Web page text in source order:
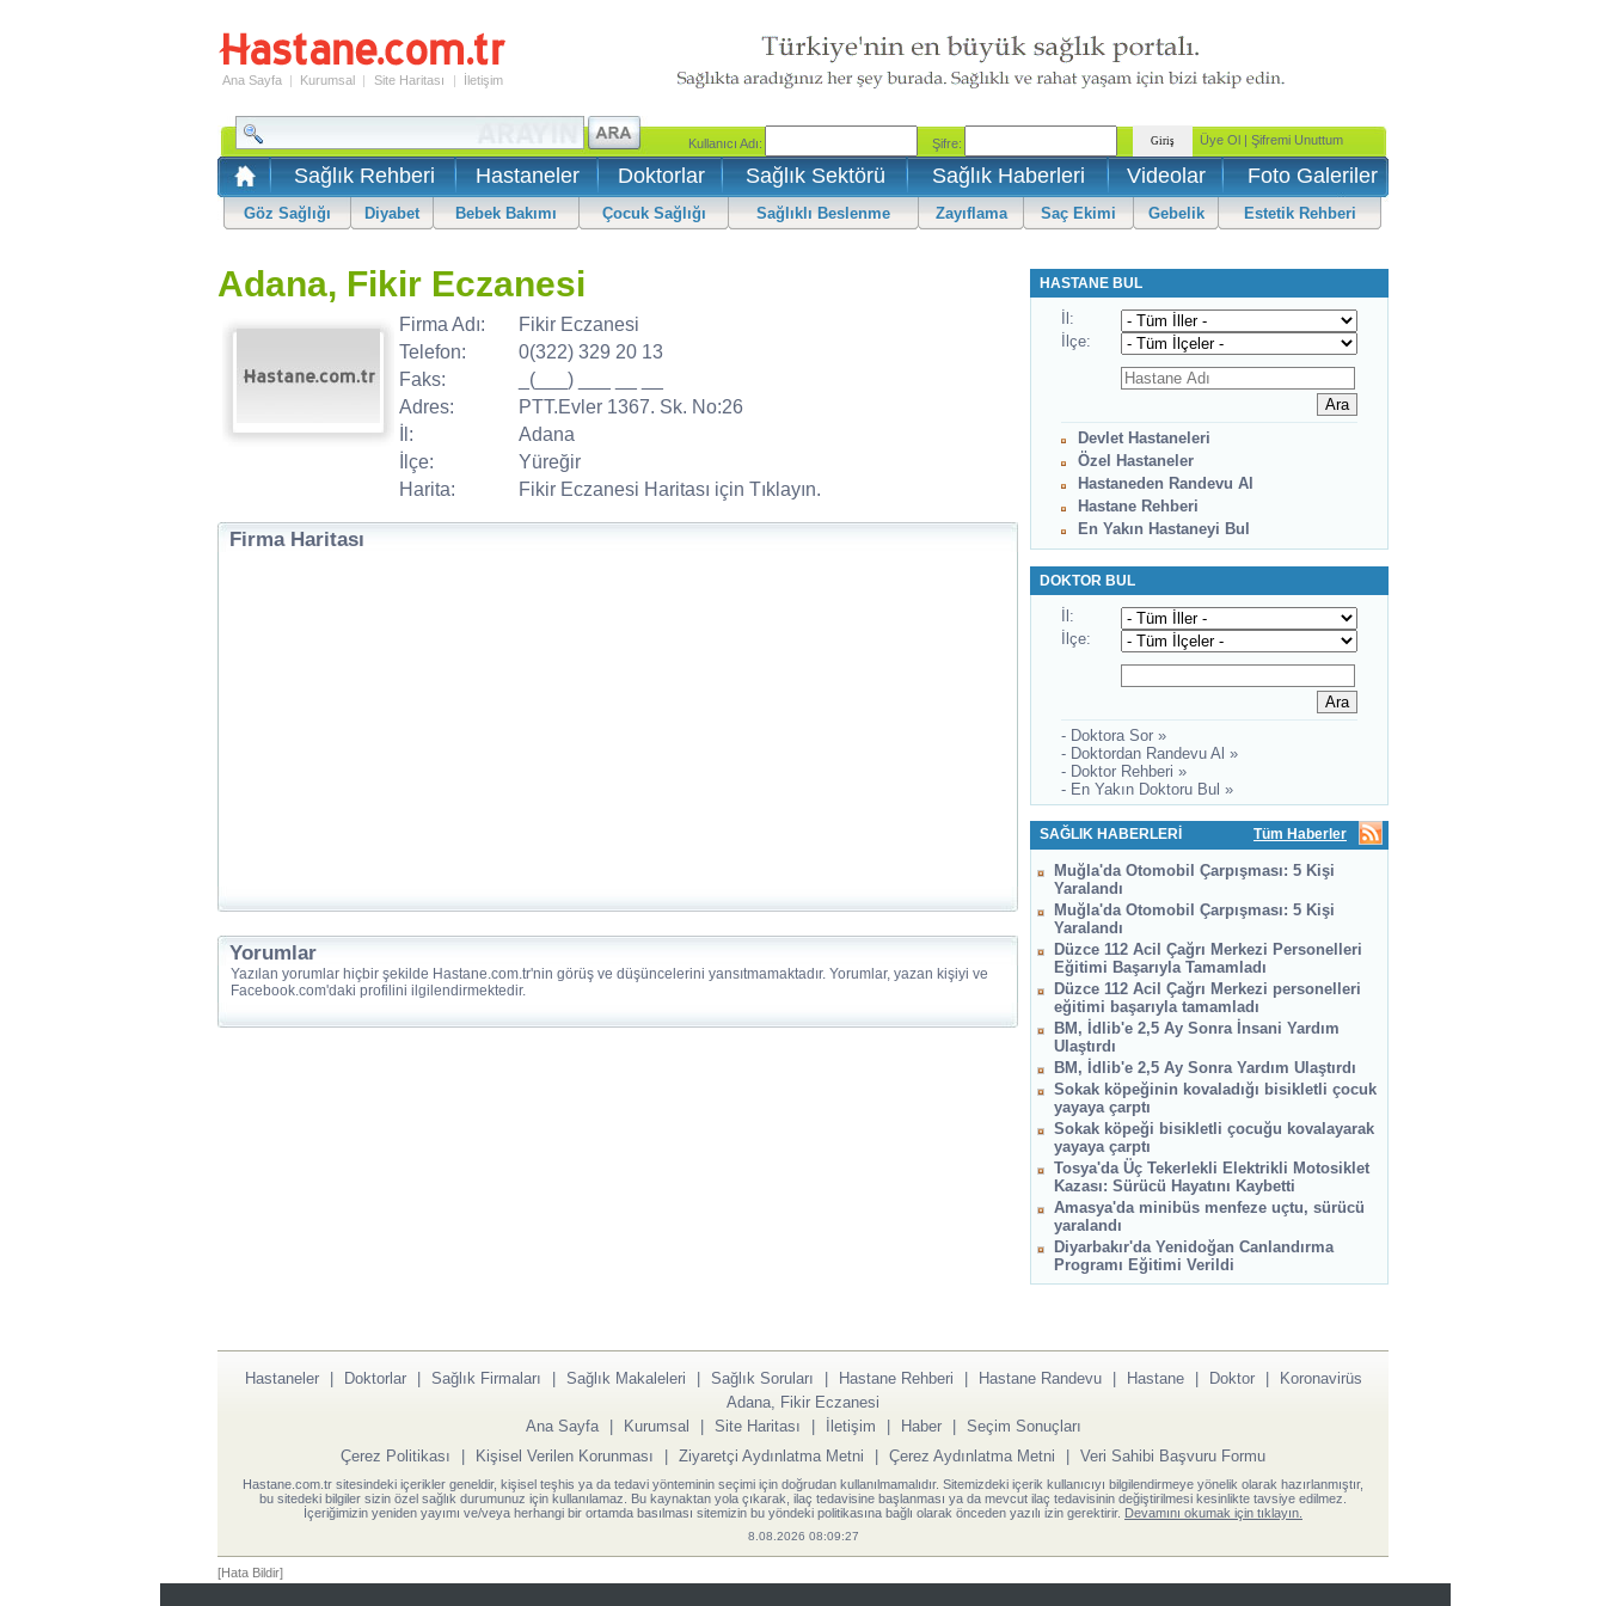
Ana Sayfa | Kurumsal | Site Haritası | İletişim
Sağlık Rehberi Hastaneler Doktorlar Sağlık Sektörü Sağlık Haberleri Videolar Foto Galeriler
Göz Sağlığı Diyabet Bebek Bakımı Çocuk Sağlığı Sağlıklı Beslenme Zayıflama Saç Ekimi Gebelik Estetik Rehberi
Adana, Fikir Eczanesi
Firma Adı:
Fikir Eczanesi
Telefon:
0(322) 329 20 13
Faks:
_(___) ___ __ __
Adres:
PTT.Evler 1367. Sk. No:26
İl:
Adana
İlçe:
Yüreğir
Harita:
Fikir Eczanesi Haritası için Tıklayın.
Firma Haritası
Yorumlar
Yazılan yorumlar hiçbir şekilde Hastane.com.tr'nin görüş ve düşüncelerini yansıtmamaktadır. Yorumlar, yazan kişiyi ve
Facebook.com'daki profilini ilgilendirmektedir.
HASTANE BUL
İl:
İlçe:
Devlet Hastaneleri
Özel Hastaneler
Hastaneden Randevu Al
Hastane Rehberi
En Yakın Hastaneyi Bul
DOKTOR BUL
İl:
İlçe:
- Doktora Sor »
- Doktordan Randevu Al »
- Doktor Rehberi »
- En Yakın Doktoru Bul »
SAĞLIK HABERLERİ Tüm Haberler
Muğla'da Otomobil Çarpışması: 5 Kişi
Yaralandı
Muğla'da Otomobil Çarpışması: 5 Kişi
Yaralandı
Düzce 112 Acil Çağrı Merkezi Personelleri
Eğitimi Başarıyla Tamamladı
Düzce 112 Acil Çağrı Merkezi personelleri
eğitimi başarıyla tamamladı
BM, İdlib'e 2,5 Ay Sonra İnsani Yardım
Ulaştırdı
BM, İdlib'e 2,5 Ay Sonra Yardım Ulaştırdı
Sokak köpeğinin kovaladığı bisikletli çocuk
yayaya çarptı
Sokak köpeği bisikletli çocuğu kovalayarak
yayaya çarptı
Tosya'da Üç Tekerlekli Elektrikli Motosiklet
Kazası: Sürücü Hayatını Kaybetti
Amasya'da minibüs menfeze uçtu, sürücü
yaralandı
Diyarbakır'da Yenidoğan Canlandırma
Programı Eğitimi Verildi
Hastaneler | Doktorlar | Sağlık Firmaları | Sağlık Makaleleri | Sağlık Soruları | Hastane Rehberi | Hastane Randevu | Hastane | Doktor |
Koronavirüs
Adana, Fikir Eczanesi
Ana Sayfa
| Kurumsal | Site Haritası | İletişim | Haber | Seçim Sonuçları
Çerez Politikası
| Kişisel Verilen Korunması | Ziyaretçi Aydınlatma Metni | Çerez Aydınlatma Metni | Veri Sahibi Başvuru Formu
Hastane.com.tr sitesindeki içerikler geneldir, kişisel teşhis ya da tedavi yönteminin seçimi için doğrudan kullanılmamalıdır. Sitemizdeki içerik kullanıcıyı bilgilendirmeye yönelik olarak hazırlanmıştır,
bu sitedeki bilgiler sizin özel sağlık durumunuz için kullanılamaz. Bu kaynaktan yola çıkarak, ilaç tedavisine başlanması ya da mevcut ilaç tedavisinin değiştirilmesi kesinlikte tavsiye edilmez.
İçeriğimizin yeniden yayımı ve/veya herhangi bir ortamda basılması sitemizin bu yöndeki politikasına bağlı olarak önceden yazılı izin gerektirir. Devamını okumak için tıklayın.
8.08.2026 08:09:27
[Hata Bildir]